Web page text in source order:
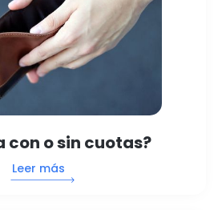
con o sin cuotas?
Leer más